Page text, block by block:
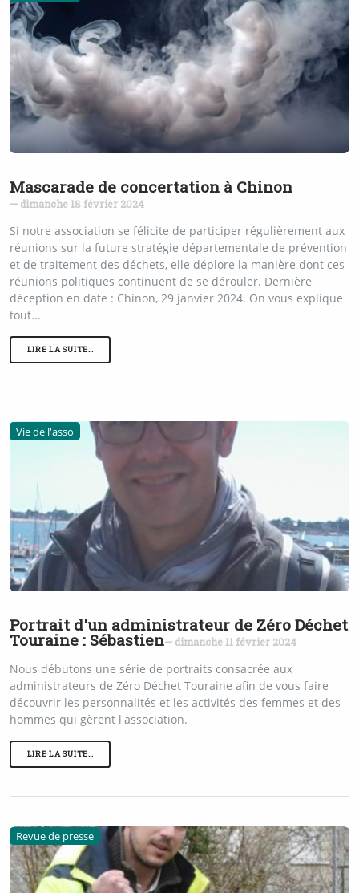
Mascarade de concertation à Chinon
— dimanche 18 février 2024
Si notre association se félicite de participer régulièrement aux
réunions sur la future stratégie départementale de prévention
et de traitement des déchets, elle déplore la manière dont ces
réunions politiques continuent de se dérouler. Dernière
déception en date : Chinon, 29 janvier 2024. On vous explique
tout...
LIRE LA SUITE…
Vie de l'asso
Portrait d'un administrateur de Zéro Déchet
Touraine : Sébastien— dimanche 11 février 2024
Nous débutons une série de portraits consacrée aux
administrateurs de Zéro Déchet Touraine afin de vous faire
découvrir les personnalités et les activités des femmes et des
hommes qui gèrent l'association.
LIRE LA SUITE…
Revue de presse